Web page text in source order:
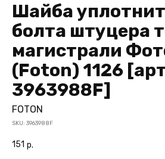
Шайба
болта штуцера
магистрали
(Foton) 1126
3963988F]
FOTON
SKU: 3963988F
151 р.